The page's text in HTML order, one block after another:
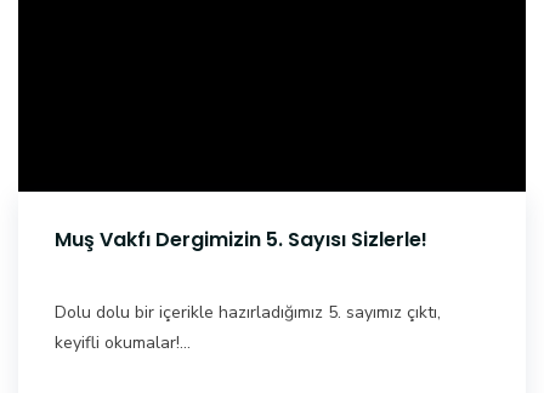
Muş Vakfı Dergimizin 5. Sayısı Sizlerle!
Dolu dolu bir içerikle hazırladığımız 5. sayımız çıktı,
keyifli okumalar!...